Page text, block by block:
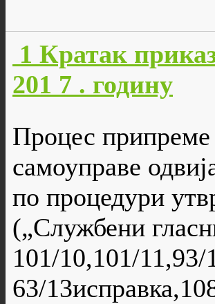
1 Кратак
201 7 . годину
Процес припреме
самоуправе
по процедури
(„Службени
101/10,101/
63/